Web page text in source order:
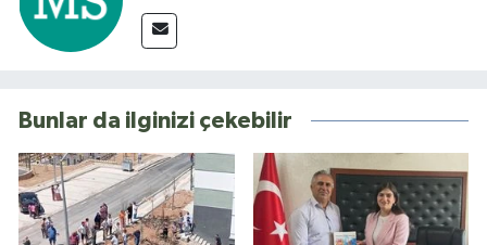
Bunlar da ilginizi çekebilir